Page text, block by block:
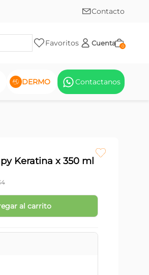
Contacto
Favoritos Cuenta 0
DERMO Contactanos
Keratina x 350 ml
al carrito